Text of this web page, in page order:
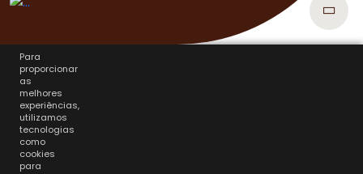
Para
proporcionar
as
melhores
experiências,
utilizamos
tecnologias
como
cookies
para